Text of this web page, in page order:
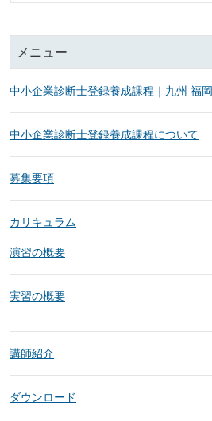
メニュー
中小企業診断士登録養成課程｜九州 福岡
中小企業診断士登録養成課程について
募集要項
カリキュラム
演習の概要
実習の概要
講師紹介
ダウンロード